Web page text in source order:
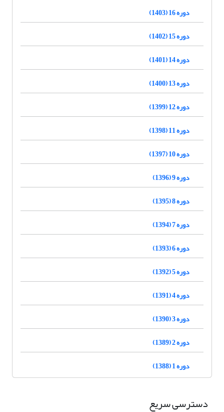
دوره 16 (1403)
دوره 15 (1402)
دوره 14 (1401)
دوره 13 (1400)
دوره 12 (1399)
دوره 11 (1398)
دوره 10 (1397)
دوره 9 (1396)
دوره 8 (1395)
دوره 7 (1394)
دوره 6 (1393)
دوره 5 (1392)
دوره 4 (1391)
دوره 3 (1390)
دوره 2 (1389)
دوره 1 (1388)
دسترسی سریع